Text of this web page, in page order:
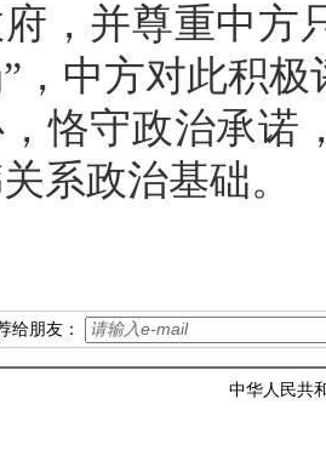
，并尊重中方
，中方对此积
恪守政治承诺
系政治基础。
给朋友：
中华人民共